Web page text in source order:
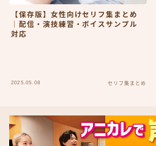
【保存版】女性向けセリフ集まとめ
｜配信・演技練習・ボイスサンプル
対応
2025.05.08 セリフ集まとめ